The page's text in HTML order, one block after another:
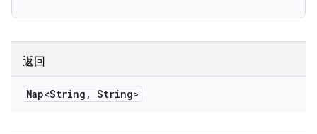
返回
Map<String , String>